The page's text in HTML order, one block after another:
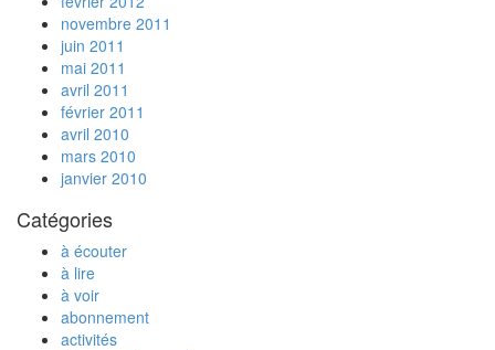
novembre 2011
juin 2011
mai 2011
avril 2011
février 2011
avril 2010
mars 2010
janvier 2010
Catégories
à écouter
à lire
à voir
abonnement
activités